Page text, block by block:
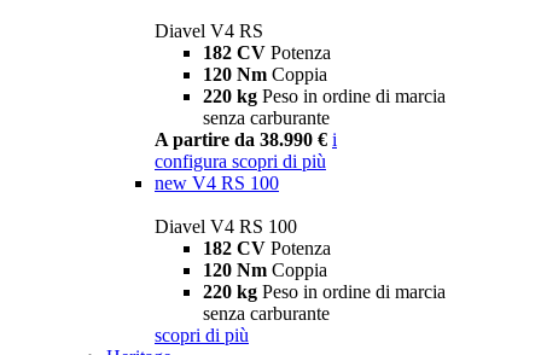
Diavel V4 RS
182 CV Potenza
120 Nm Coppia
220 kg Peso in ordine di marcia
senza carburante
A partire da 38.990 € i
configura scopri di più
new V4 RS 100
Diavel V4 RS 100
182 CV Potenza
120 Nm Coppia
220 kg Peso in ordine di marcia
senza carburante
scopri di più